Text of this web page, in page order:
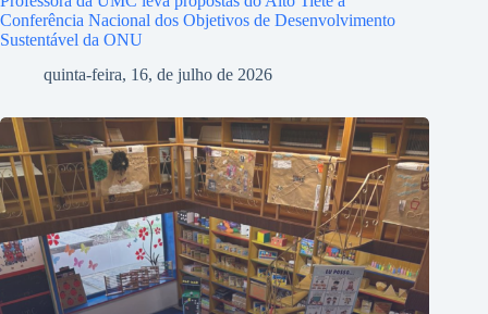
Conferência Nacional dos Objetivos de Desenvolvimento
Sustentável da ONU
quinta-feira, 16, de julho de 2026